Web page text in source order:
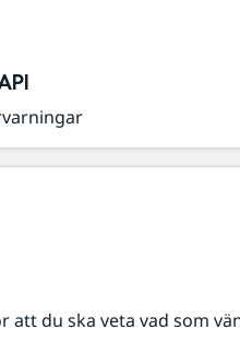
du ska veta vad som